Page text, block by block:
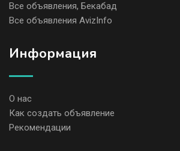
Все объявления, Бекабад
Все объявления AvizInfo
Информация
О нас
Как создать объявление
Рекомендации